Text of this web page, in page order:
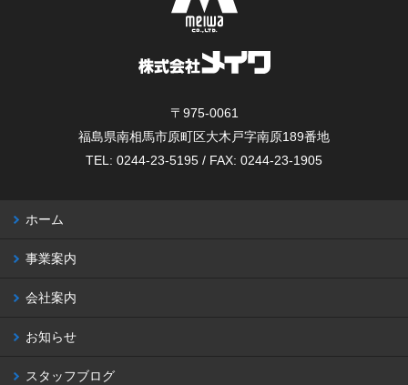
〒975-0061
福島県南相馬市原町区大木戸字南原189番地
TEL: 0244-23-5195 / FAX: 0244-23-1905
ホーム
事業案内
会社案内
お知らせ
スタッフブログ